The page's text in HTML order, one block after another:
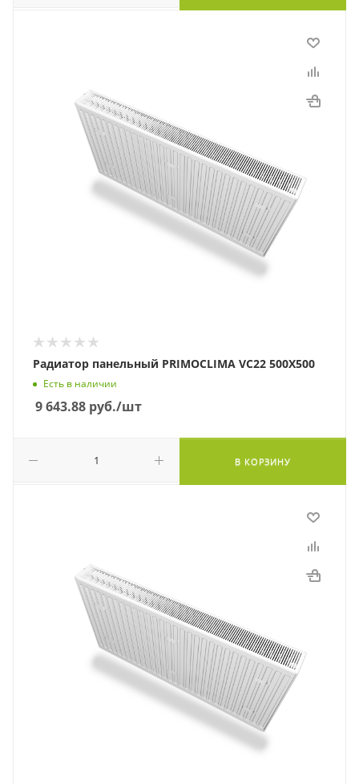
Радиатор панельный PRIMOCLIMA VC22 500Х500
Есть в наличии
9 643.88 руб./шт
В КОРЗИНУ